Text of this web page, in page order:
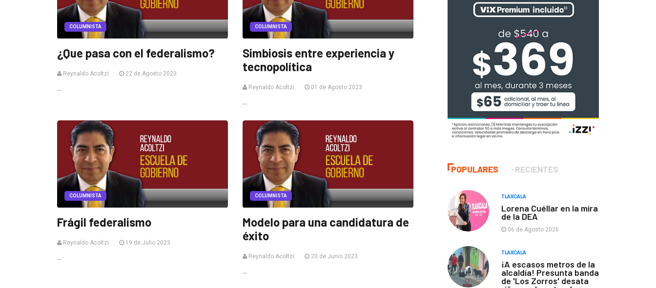
COLUMNISTA
¿Que pasa con el federalismo?
Reynaldo Acoltzi 22 de Agosto 2023
...
COLUMNISTA
Simbiosis entre experiencia y
tecnopolítica
Reynaldo Acoltzi 01 de Agosto 2023
...
COLUMNISTA
Frágil federalismo
Reynaldo Acoltzi 19 de Julio 2023
...
COLUMNISTA
Modelo para una candidatura de
éxito
Reynaldo Acoltzi 20 de Junio 2023
...
POPULARES RECIENTES
TLAXCALA
Lorena Cuéllar en la mira
de la DEA
06 de Agosto 2026
TLAXCALA
¡A escasos metros de la
alcaldía! Presunta banda
de 'Los Zorros' desata